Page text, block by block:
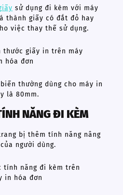
sử dụng đi kèm với máy
thành giấy có đắt đỏ hay
việc thay thế sử dụng.
thường dùng cho máy in
là 80mm.
NĂNG ĐI KÈM
bị thêm tính năng nâng
người dùng.